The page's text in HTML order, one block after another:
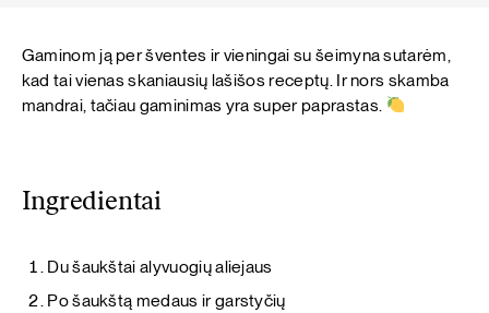
Ingredientai
Du šaukštai alyvuogių aliejaus
Po šaukštą medaus ir garstyčių
Gaminom ją per šventes ir vieningai su šeimyna sutarėm,
kad tai vienas skaniausių lašišos receptų. Ir nors skamba
mandrai, tačiau gaminimas yra super paprastas.